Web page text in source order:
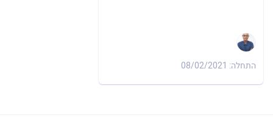
התחלה: 08/02/2021